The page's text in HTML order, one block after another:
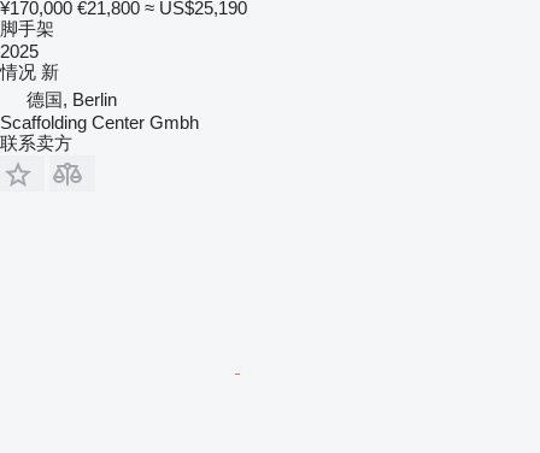
¥170,000 €21,800 ≈ US$25,190
脚手架
2025
情况 新
德国, Berlin
Scaffolding Center Gmbh
联系卖方